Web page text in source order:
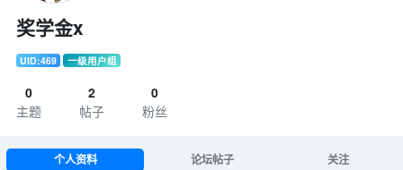
奖学金x
UID:469 一级用户组
0
主题
2
帖子
0
粉丝
个人资料 论坛帖子 关注